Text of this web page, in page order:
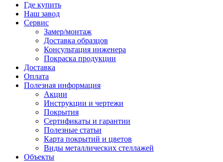
Где купить
Наш завод
Сервис
Замер/монтаж
Доставка образцов
Консультация инженера
Покраска продукции
Доставка
Оплата
Полезная информация
Акции
Инструкции и чертежи
Покрытия
Сертификаты и гарантии
Полезные статьи
Карта покрытий и цветов
Виды металлических стеллажей
Объекты